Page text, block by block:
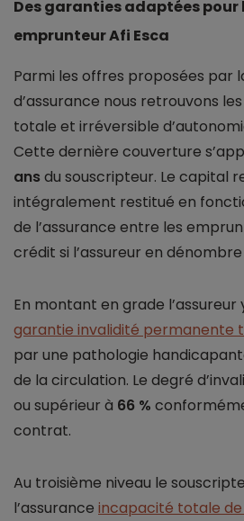
Des garanties adaptées pour
emprunteur Afi Esca
Parmi les offres proposées par
d’assurance nous retrouvons
totale et irréversible
Cette dernière couverture
ansdu souscripteur. Le capital
intégralement restitué en
de l’assurance entre les
crédit si l’assureur en dénombre
En montant en grade l’assureur
garantie invalidité permanente
par une pathologie
de la circulation. Le degré
ou supérieur à 66 %
contrat.
Au troisième niveau le
l’assurance incapacité totale